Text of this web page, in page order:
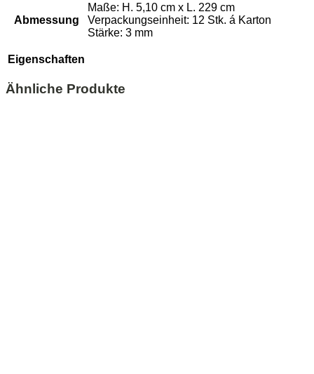
Menge
Abmessung
Maße: H. 5,10 cm x L. 229 cm
Verpackungseinheit: 12 Stk. á Karton
Stärke: 3 mm
Eigenschaften
Ähnliche Produkte